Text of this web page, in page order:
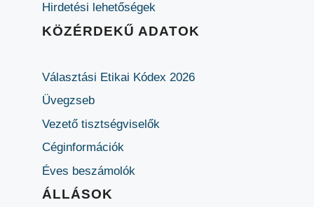
Hirdetési lehetőségek
KÖZÉRDEKŰ ADATOK
Választási Etikai Kódex 2026
Üvegzseb
Vezető tisztségviselők
Céginformációk
Éves beszámolók
ÁLLÁSOK